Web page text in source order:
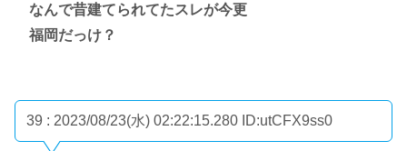
なんで昔建てられてたスレが今更
福岡だっけ？
39 : 2023/08/23(水) 02:22:15.280 ID:utCFX9ss0